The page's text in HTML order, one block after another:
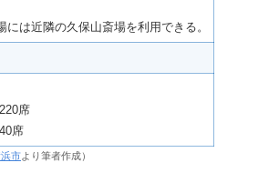
には近隣の久保山斎場を利用できる。
席
席
市より筆者作成）